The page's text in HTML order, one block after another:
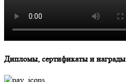
Дипломы, сертификаты и награды